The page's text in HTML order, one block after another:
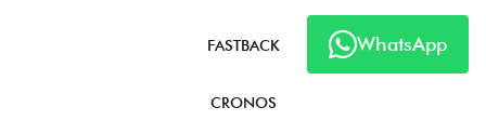
WhatsApp
FASTBACK
CRONOS